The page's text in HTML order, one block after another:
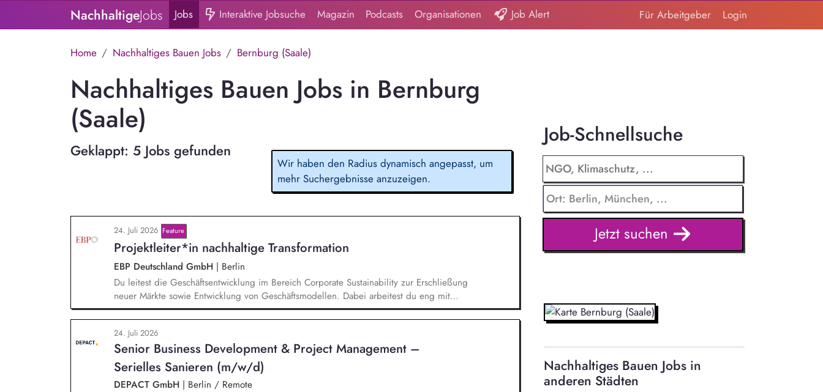
NachhaltigeJobs Jobs Interaktive Jobsuche Magazin Podcasts Organisationen Job Alert Für Arbeitgeber Login
Home Nachhaltiges Bauen Jobs Bernburg (Saale)
Nachhaltiges Bauen Jobs in Bernburg
(Saale)
Geklappt: 5 Jobs gefunden
Wir haben den Radius dynamisch angepasst, um
mehr Suchergebnisse anzuzeigen.
24. Juli 2026 Feature
Projektleiter*in nachhaltige Transformation
EBP Deutschland GmbH | Berlin
Du leitest die Geschäftsentwicklung im Bereich Corporate Sustainability zur Erschließung
neuer Märkte sowie Entwicklung von Geschäftsmodellen. Dabei arbeitest du eng mit
einem bestehenden Team zusammen und entwickelst dieses gemeinsam mit erfahrenen
Projektleiter*innen weiter. Zu Deinen Aufgaben gehören vor allem: Strategieentwicklung:
Entwurf und Umsetzung von Wachstumsstrategie und Geschäftsmodellen, Trendanalysen:
Frühzeitige Identifikation von Branchen- und Regulatoriktrends, Partnermanagement:
Aufbau von strategischen Partnerschaften, Kooperationen und Netzwerken, Akquisition von
Aufträgen, Neukunden und Projekten.
24. Juli 2026
Senior Business Development & Project Management –
Serielles Sanieren (m/w/d)
DEPACT GmbH | Berlin / Remote
Job-Schnellsuche
Jetzt suchen
Nachhaltiges Bauen Jobs in
anderen Städten